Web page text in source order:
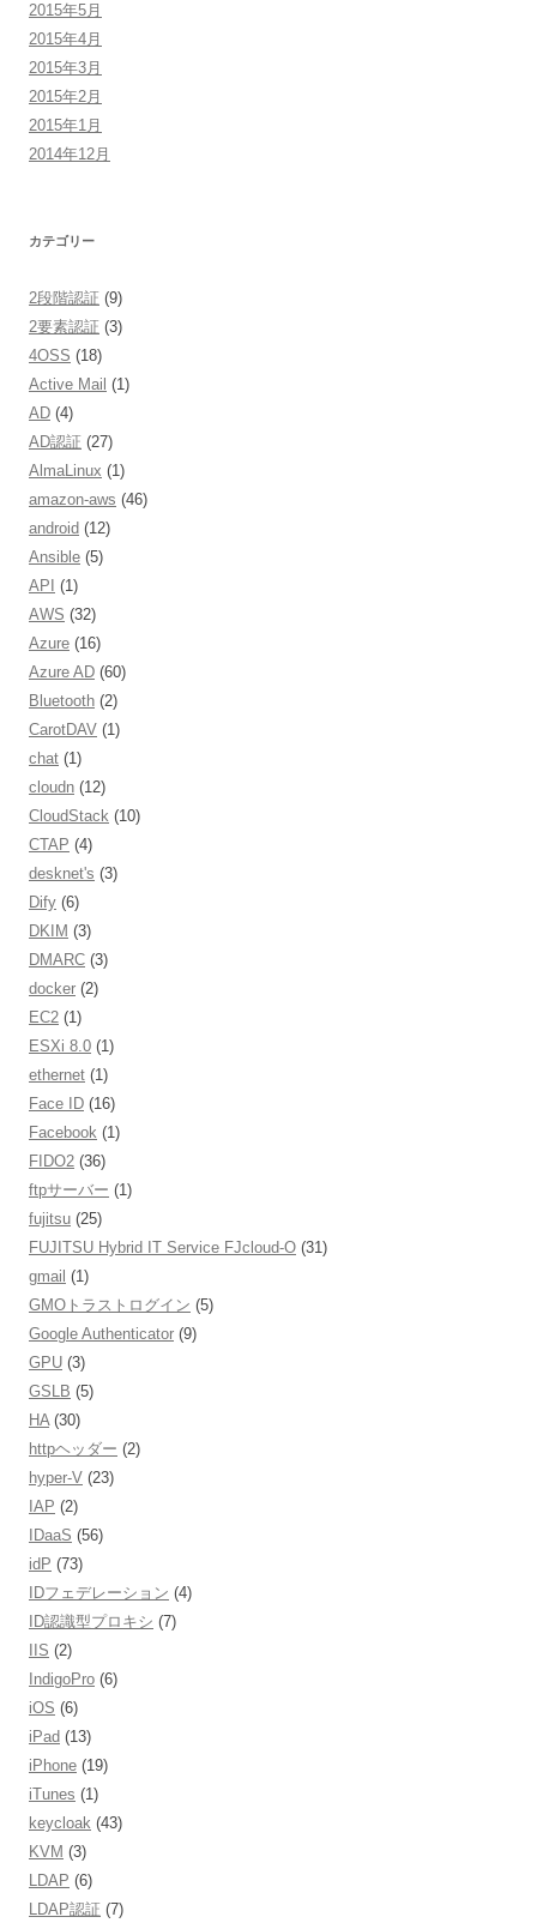
2015年5月
2015年4月
2015年3月
2015年2月
2015年1月
2014年12月
カテゴリー
2段階認証 (9)
2要素認証 (3)
4OSS (18)
Active Mail (1)
AD (4)
AD認証 (27)
AlmaLinux (1)
amazon-aws (46)
android (12)
Ansible (5)
API (1)
AWS (32)
Azure (16)
Azure AD (60)
Bluetooth (2)
CarotDAV (1)
chat (1)
cloudn (12)
CloudStack (10)
CTAP (4)
desknet's (3)
Dify (6)
DKIM (3)
DMARC (3)
docker (2)
EC2 (1)
ESXi 8.0 (1)
ethernet (1)
Face ID (16)
Facebook (1)
FIDO2 (36)
ftpサーバー (1)
fujitsu (25)
FUJITSU Hybrid IT Service FJcloud-O (31)
gmail (1)
GMOトラストログイン (5)
Google Authenticator (9)
GPU (3)
GSLB (5)
HA(30)
httpヘッダー (2)
hyper-V (23)
IAP (2)
IDaaS (56)
idP (73)
IDフェデレーション (4)
ID認識型プロキシ (7)
IIS (2)
IndigoPro (6)
iOS (6)
iPad (13)
iPhone (19)
iTunes (1)
keycloak (43)
KVM (3)
LDAP (6)
LDAP認証 (7)